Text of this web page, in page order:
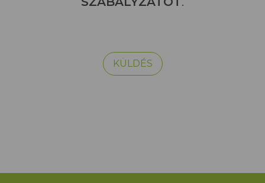
KÜLDÉS